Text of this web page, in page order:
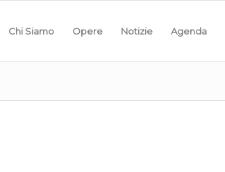
Chi Siamo Opere Notizie Agenda